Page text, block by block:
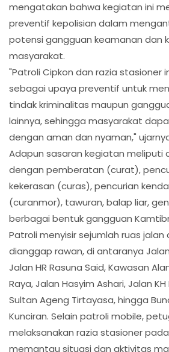
mengatakan bahwa kegiatan ini
preventif kepolisian dalam
potensi gangguan keamanan dan
masyarakat.
"Patroli Cipkon dan razia stasioner
sebagai upaya preventif untuk
tindak kriminalitas maupun
lainnya, sehingga masyarakat
dengan aman dan nyaman,"
Adapun sasaran kegiatan meliputi
dengan pemberatan (curat),
kekerasan (curas), pencurian
(curanmor), tawuran, balap liar,
berbagai bentuk gangguan
Patroli menyisir sejumlah ruas jalan
dianggap rawan, di antaranya
Jalan HR Rasuna Said, Kawasan
Raya, Jalan Hasyim Ashari, Jalan
Sultan Ageng Tirtayasa, hingga
Kunciran. Selain patroli mobile,
melaksanakan razia stasioner
memantau situasi dan aktivitas